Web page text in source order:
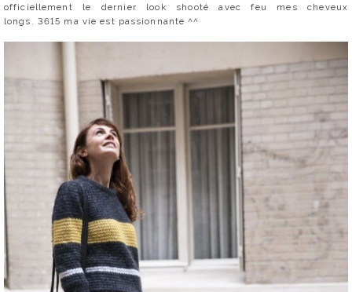
officiellement le dernier look shooté avec feu mes cheveux
longs. 3615 ma vie est passionnante ^^